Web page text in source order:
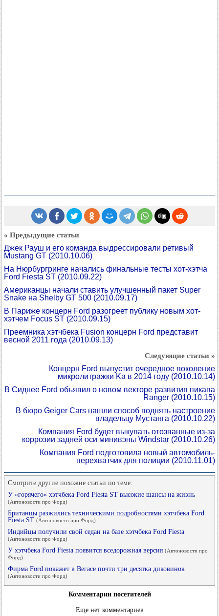
« Предыдущие статьи
Джек Рауш и его команда выдрессировали ретивый
Mustang GT (2010.10.06)
На Нюрбургринге начались финальные тесты хот-хэтча
Ford Fiesta ST (2010.09.22)
Американцы начали ставить улучшенный пакет Super
Snake на Shelby GT 500 (2010.09.17)
В Париже концерн Ford разогреет публику новым хот-
хэтчем Focus ST (2010.09.15)
Преемника хэтчбека Fusion концерн Ford представит
весной 2011 года (2010.09.13)
Следующие статьи »
Концерн Ford выпустит очередное поколение
микролитражки Ka в 2014 году (2010.10.14)
В Сиднее Ford объявил о новом векторе развития пикапа
Ranger (2010.10.15)
В бюро Geiger Cars нашли способ поднять настроение
владельцу Мустанга (2010.10.22)
Компания Ford будет выкупать отозванные из-за
коррозии задней оси минивэны Windstar (2010.10.26)
Компания Ford подготовила новый автомобиль-
перехватчик для полиции (2010.11.01)
Смотрите другие похожие статьи по теме:
У «горячего» хэтчбека Ford Fiesta ST высокие шансы на жизнь
(Автоновости про Форд)
Британцы разжились техническими подробностями хэтчбека Ford
Fiesta ST (Автоновости про Форд)
Индийцы получили свой седан на базе хэтчбека Ford Fiesta
(Автоновости про Форд)
У хэтчбека Ford Fiesta появится вседорожная версия (Автоновости про
Форд)
Фирма Ford покажет в Вегасе почти три десятка диковинок
(Автоновости про Форд)
Комментарии посетителей
Еще нет комментариев